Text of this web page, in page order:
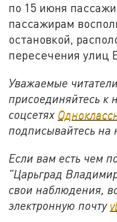
по 15 июня
пассажирам
остановкой,
пересечения улиц
Уважаемые
присоединяйтесь к
соцсетях
подписывайтесь на
Если вам есть чем
"Царьград
свои наблюдения,
электронную почту